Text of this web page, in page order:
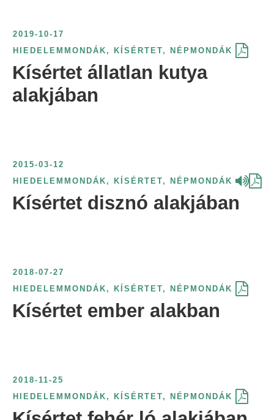
2019-10-17
HIEDELEMMONDÁK , KÍSÉRTET, NÉPMONDÁK
Kísértet állatlan kutya
alakjában
2015-03-12
HIEDELEMMONDÁK , KÍSÉRTET, NÉPMONDÁK
Kísértet disznó alakjában
2018-07-27
HIEDELEMMONDÁK , KÍSÉRTET, NÉPMONDÁK
Kísértet ember alakban
2018-11-25
HIEDELEMMONDÁK , KÍSÉRTET, NÉPMONDÁK